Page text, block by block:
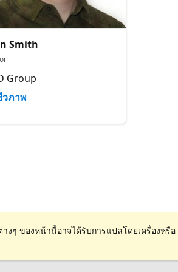
Smith
Group
วภาพ
งๆ ของหน้านี้อาจได้รับการแปลโดยเครื่องหรือ